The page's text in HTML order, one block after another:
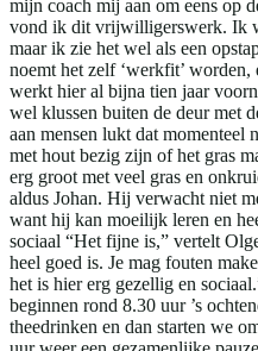
mijn coach mij aan om eens op
vond ik dit vrijwilligerswerk. Ik
maar ik zie het wel als een
noemt het zelf ‘werkfit’
werkt hier al bijna tien jaar
wel klussen buiten de deur met
aan mensen lukt dat momenteel
met hout bezig zijn of het gras
erg groot met veel gras en
aldus Johan. Hij verwacht niet
want hij kan moeilijk leren en
sociaal “Het fijne is,” vertelt
heel goed is. Je mag fouten
het is hier erg gezellig en
beginnen rond 8.30 uur ’s
theedrinken en dan starten we